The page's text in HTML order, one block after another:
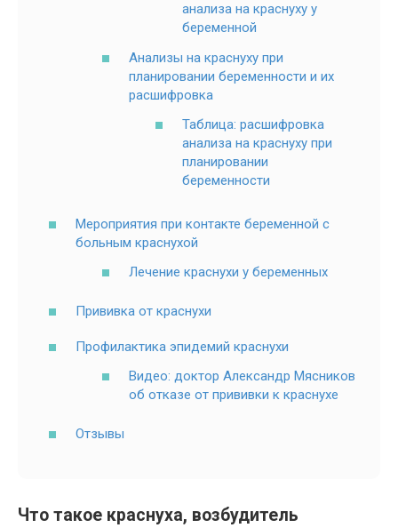
анализа на краснуху у
беременной
Анализы на краснуху при
планировании беременности и их
расшифровка
Таблица: расшифровка
анализа на краснуху при
планировании
беременности
Мероприятия при контакте беременной с
больным краснухой
Лечение краснухи у беременных
Прививка от краснухи
Профилактика эпидемий краснухи
Видео: доктор Александр Мясников
об отказе от прививки к краснухе
Отзывы
Что такое краснуха, возбудитель